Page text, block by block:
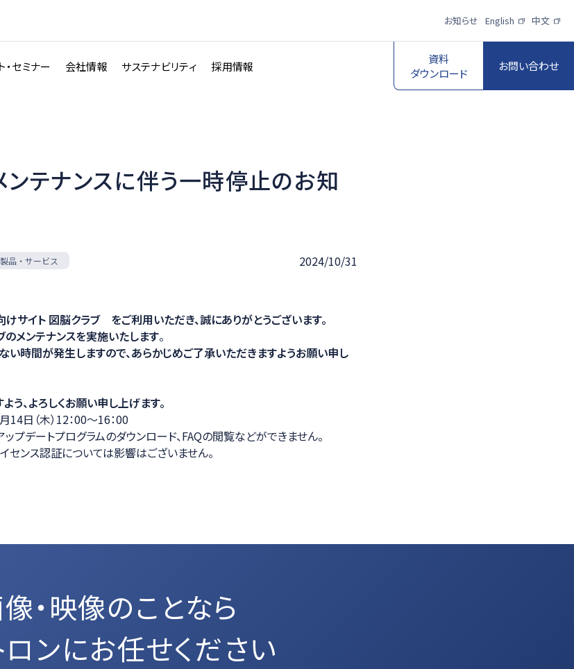
・セミナー 会社情報 サステナビリティ 採用情報
資料
ダウンロード
お問い合わせ
お知らせ English 中文
講義収録・ 講義動 スポーツ映像伝
光学計測ソリューション
テナンスに伴う一時停止のお知
製品・サービス 2024/10/31
サイト 図脳クラブ をご利用いただき、誠にありがとうございます。
メンテナンスを実施いたします。
い時間が発生しますので、あらかじめご了承いただきますようお願い申し
、よろしくお願い申し上げます。
日（木）12：00～16：00
プデートプログラムのダウンロード、FAQの閲覧などができません。
ンス認証については影響はございません。
・映像のことなら
ロンにお任せください